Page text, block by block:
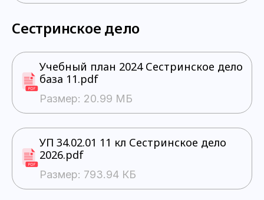
Сестринское дело
Учебный план 2024 Сестринское дело
база 11.pdf
Размер: 20.99 МБ
УП 34.02.01 11 кл Сестринское дело
2026.pdf
Размер: 793.94 КБ